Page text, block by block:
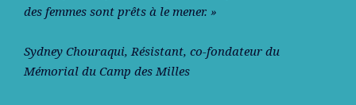
des femmes sont prêts à le mener. »
Sydney Chouraqui, Résistant, co-fondateur du
Mémorial du Camp des Milles